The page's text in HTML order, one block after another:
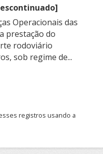
Operacionais das
prestação do
rodoviário
sob regime de...
registros usando a